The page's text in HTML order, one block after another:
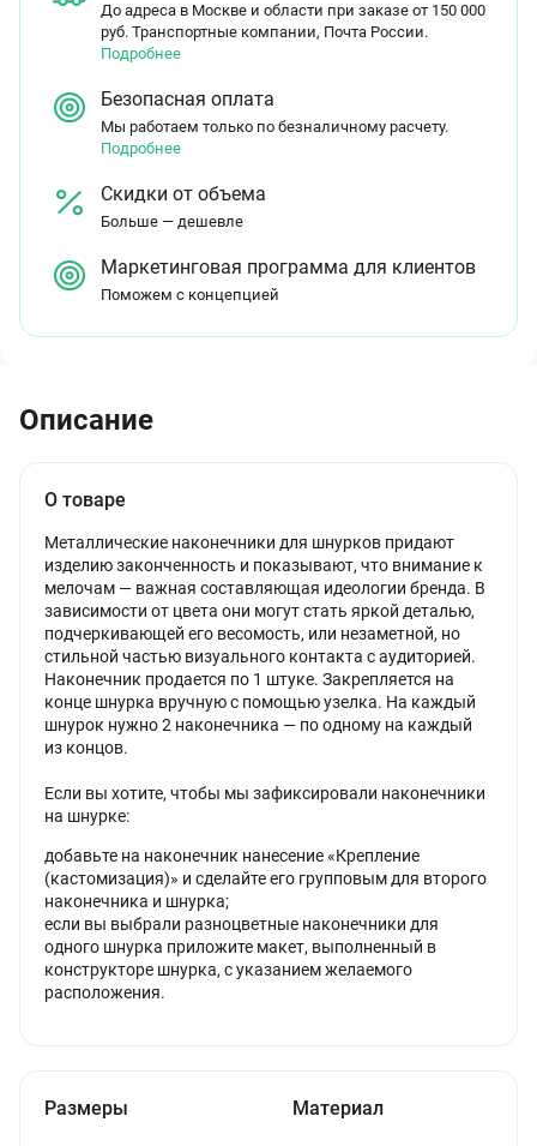
До адреса в Москве и области при заказе от 150 000
руб. Транспортные компании, Почта России.
Подробнее
Безопасная оплата
Мы работаем только по безналичному расчету.
Подробнее
Скидки от объема
Больше — дешевле
Маркетинговая программа для клиентов
Поможем с концепцией
Описание
О товаре
Металлические наконечники для шнурков придают
изделию законченность и показывают, что внимание к
мелочам — важная составляющая идеологии бренда. В
зависимости от цвета они могут стать яркой деталью,
подчеркивающей его весомость, или незаметной, но
стильной частью визуального контакта с аудиторией.
Наконечник продается по 1 штуке. Закрепляется на
конце шнурка вручную с помощью узелка. На каждый
шнурок нужно 2 наконечника — по одному на каждый
из концов.
Если вы хотите, чтобы мы зафиксировали наконечники
на шнурке:
добавьте на наконечник нанесение «Крепление
(кастомизация)» и сделайте его групповым для второго
наконечника и шнурка;
если вы выбрали разноцветные наконечники для
одного шнурка приложите макет, выполненный в
конструкторе шнурка, с указанием желаемого
расположения.
Размеры
Материал